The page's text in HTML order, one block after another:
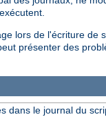
lors de l'écriture
présenter des
dans le journal du